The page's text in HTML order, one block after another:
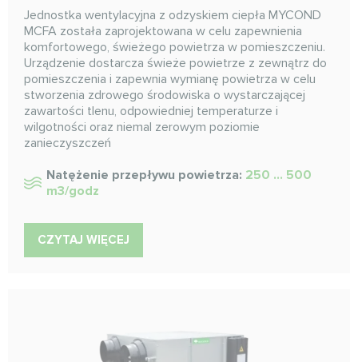
Jednostka wentylacyjna z odzyskiem ciepła MYCOND
MCFA została zaprojektowana w celu zapewnienia
komfortowego, świeżego powietrza w pomieszczeniu.
Urządzenie dostarcza świeże powietrze z zewnątrz do
pomieszczenia i zapewnia wymianę powietrza w celu
stworzenia zdrowego środowiska o wystarczającej
zawartości tlenu, odpowiedniej temperaturze i
wilgotności oraz niemal zerowym poziomie
zanieczyszczeń
Natężenie przepływu powietrza: 250 ... 500
m3/godz
CZYTAJ WIĘCEJ